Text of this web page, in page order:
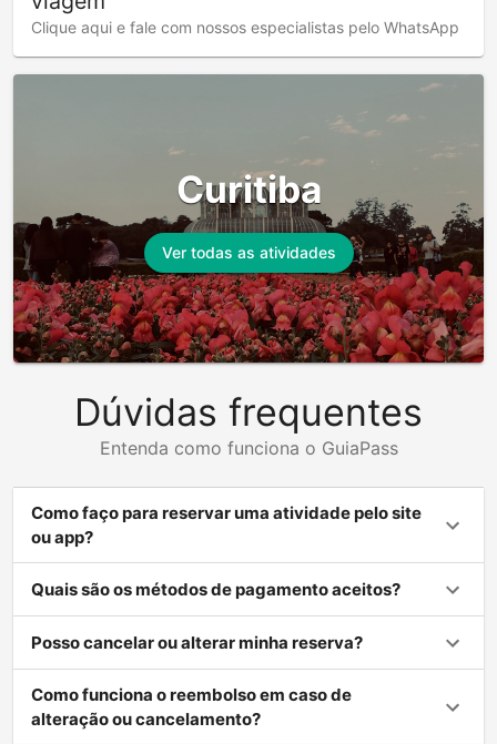
Clique aqui e fale com nossos especialistas pelo WhatsApp
Curitiba
Ver todas as atividades
Dúvidas frequentes
Entenda como funciona o GuiaPass
Como faço para reservar uma atividade pelo site
ou app?
Quais são os métodos de pagamento aceitos?
Posso cancelar ou alterar minha reserva?
Como funciona o reembolso em caso de
alteração ou cancelamento?